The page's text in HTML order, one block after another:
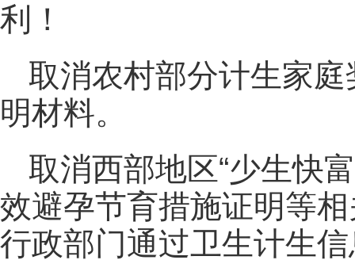
利！
取消农村部分计生家
明材料。
取消西部地区“少生快
效避孕节育措施证明等
行政部门通过卫生计生